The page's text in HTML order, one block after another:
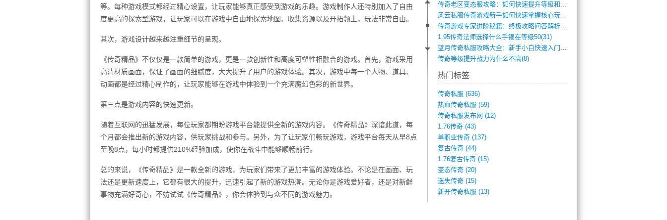
等。每种游戏模式都经过精心设置，让玩家能够真正感受到游戏的乐趣。游戏制作人还特别加入了自由
度更高的探索型游戏，让玩家可以在游戏中自由地探索地图、收集资源以及开拓领土，玩法非常自由。
其次，游戏设计越来越注重细节的呈现。
《传奇精品》不仅仅是一款简单的游戏，更是一款创新性和高度可塑性相融合的游戏。首先，游戏采用
高清材质画面，保证了画面的细腻度，大大提升了用户的游戏体验。其次，游戏中每一个人物、道具、
动画都是经过精心制作的，让玩家能够在游戏中体验到一个充满魔幻色彩的新世界。
第三点是游戏内容的快速更新。
随着互联网的迅猛发展，每位玩家都期盼游戏平台能提供全新的游戏内容。《传奇精品》深谙此道，每
个月都会推出新的游戏内容，供玩家挑战和参与。另外，为了让玩家们畅玩游戏，游戏平台每天从早8点
至晚8点，每小时都提供210%经验加成，使你在战斗中能够顺畅前行。
总的来说，《传奇精品》是一款全新的游戏，为玩家们带来了更加丰富的游戏体验。不论是在画面、玩
法还是更新速度上，它都有很大的提升，迅速引起了新的游戏热潮。无论你是游戏爱好者，还是对新鲜
事物充满好奇心，不妨试试《传奇精品》，你会体验到与众不同的游戏魅力。
传奇老区变态服攻略：如何快速提升等级和战(379)
风云私服传奇游戏新手如何快速掌握核心玩法(616)
传奇游戏专家进阶秘籍：终极攻略问答解析(848)
1.95传奇法师选择什么手镯在等级50(31)
蓝月传奇私服攻略大全：新手小白快速入门指(386)
传奇等级提升战力为什么不高(8)
热门标签
传奇私服 (636)
热血传奇私服 (59)
传奇私服发布网 (12)
1.76传奇 (43)
单职业传奇 (137)
复古传奇 (44)
1.76复古传奇 (15)
变态传奇 (20)
迷失传奇 (15)
新开传奇私服 (13)